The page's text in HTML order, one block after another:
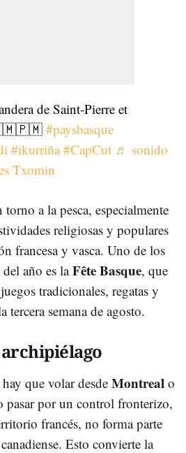
de Saint-Pierre et
#paysbasque
#ikurriña #CapCut ♬ sonido
Txomin
a la pesca, especialmente
religiosas y populares
francesa y vasca. Uno de los
del año es laFête Basque, que
tradicionales, regatas y
tercera semana de agosto.
que volar desde Montreal o
pasar por un control fronterizo,
francés, no forma parte
Esto convierte la